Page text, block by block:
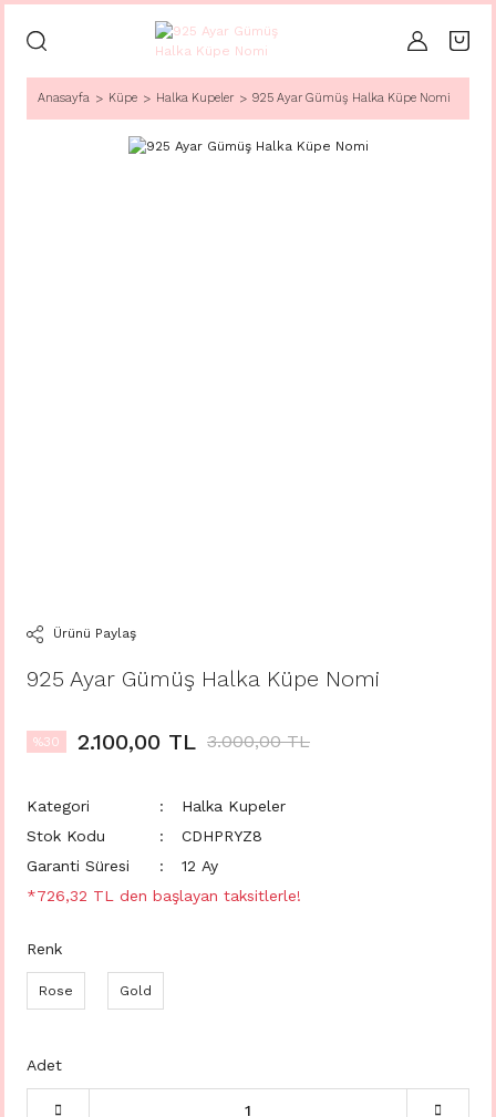
Anasayfa Küpe Halka Kupeler 925 Ayar Gümüş Halka Küpe Nomi
Ürünü Paylaş
925 Ayar Gümüş Halka Küpe Nomi
%30 2.100,00 TL 3.000,00 TL
Kategori
Halka Kupeler
Stok Kodu
CDHPRYZ8
Garanti Süresi
12 Ay
*726,32 TL den başlayan taksitlerle!
Renk
Rose Gold
Adet